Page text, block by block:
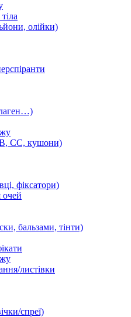
олійки)
CC, кушони)
фіксатори)
очей
бальзами, тінти)
листівки
спреї)